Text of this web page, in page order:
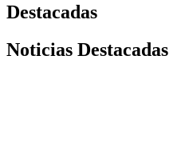
Destacadas
Noticias Destacadas